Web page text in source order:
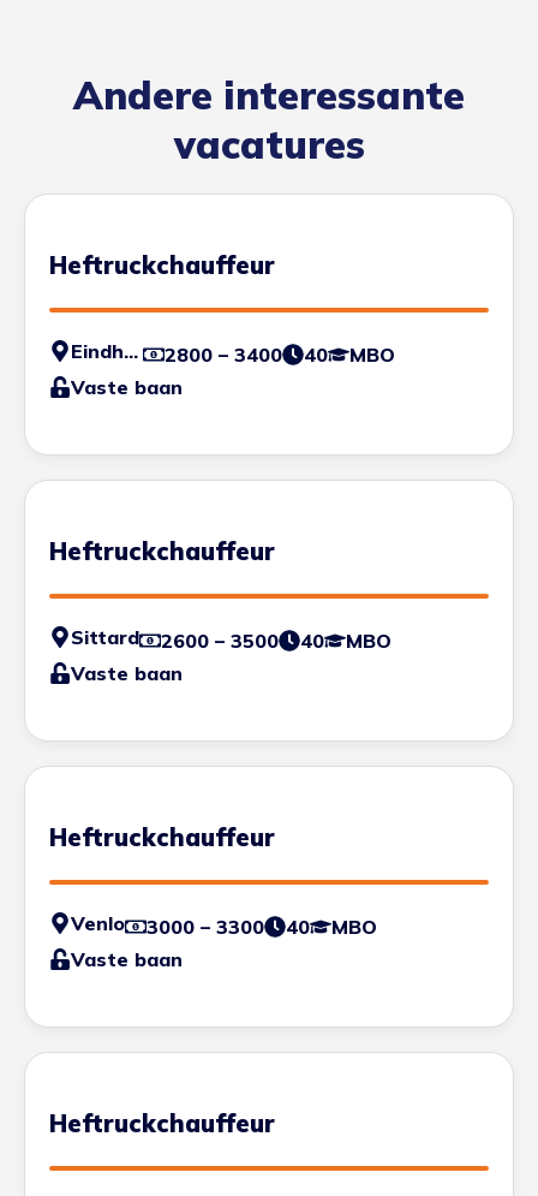
Andere interessante
vacatures
Heftruckchauffeur
Eindhoven 2800 – 3400 40
MBO
Vaste baan
Heftruckchauffeur
Sittard 2600 – 3500 40
MBO
Vaste baan
Heftruckchauffeur
Venlo 3000 – 3300 40
MBO
Vaste baan
Heftruckchauffeur